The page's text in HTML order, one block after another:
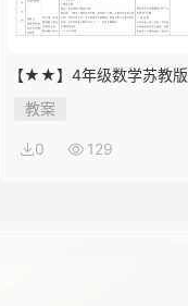
【★★】4年级数学苏教
册教案第9单元《单元复
教案
0 129